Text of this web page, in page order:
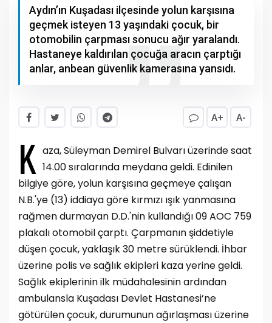
Aydın’ın Kuşadası ilçesinde yolun karşısına
geçmek isteyen 13 yaşındaki çocuk, bir
otomobilin çarpması sonucu ağır yaralandı.
Hastaneye kaldırılan çocuğa aracın çarptığı
anlar, anbean güvenlik kamerasına yansıdı.
A+ A-
K aza, Süleyman Demirel Bulvarı üzerinde saat
14.00 sıralarında meydana geldi. Edinilen
bilgiye göre, yolun karşısına geçmeye çalışan
N.B.'ye (13) iddiaya göre kırmızı ışık yanmasına
rağmen durmayan D.D.'nin kullandığı 09 AOC 759
plakalı otomobil çarptı. Çarpmanın şiddetiyle
düşen çocuk, yaklaşık 30 metre sürüklendi. İhbar
üzerine polis ve sağlık ekipleri kaza yerine geldi.
Sağlık ekiplerinin ilk müdahalesinin ardından
ambulansla Kuşadası Devlet Hastanesi’ne
götürülen çocuk, durumunun ağırlaşması üzerine